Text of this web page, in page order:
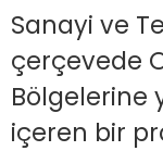
Sanayi ve
çerçevede
Bölgelerine
içeren bir